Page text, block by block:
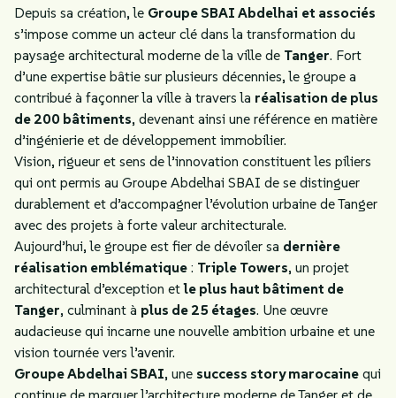
Depuis sa création, le Groupe SBAI Abdelhai et associés
s’impose comme un acteur clé dans la transformation du
paysage architectural moderne de la ville de Tanger. Fort
d’une expertise bâtie sur plusieurs décennies, le groupe a
contribué à façonner la ville à travers la réalisation de plus
de 200 bâtiments, devenant ainsi une référence en matière
d’ingénierie et de développement immobilier.
Vision, rigueur et sens de l’innovation constituent les piliers
qui ont permis au Groupe Abdelhai SBAI de se distinguer
durablement et d’accompagner l’évolution urbaine de Tanger
avec des projets à forte valeur architecturale.
Aujourd’hui, le groupe est fier de dévoiler sa dernière
réalisation emblématique : Triple Towers, un projet
architectural d’exception etle plus haut bâtiment de
Tanger, culminant à plus de 25 étages. Une œuvre
audacieuse qui incarne une nouvelle ambition urbaine et une
vision tournée vers l’avenir.
Groupe Abdelhai SBAI, une success story marocaine qui